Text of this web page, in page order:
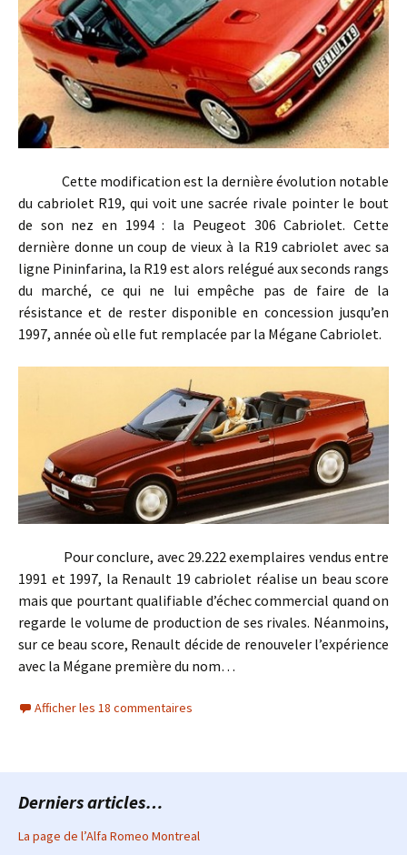
Cette modification est la dernière évolution notable
du cabriolet R19, qui voit une sacrée rivale pointer le bout
de son nez en 1994 : la Peugeot 306 Cabriolet. Cette
dernière donne un coup de vieux à la R19 cabriolet avec sa
ligne Pininfarina, la R19 est alors relégué aux seconds rangs
du marché, ce qui ne lui empêche pas de faire de la
résistance et de rester disponible en concession jusqu’en
1997, année où elle fut remplacée par la Mégane Cabriolet.
Pour conclure, avec 29.222 exemplaires vendus entre
1991 et 1997, la Renault 19 cabriolet réalise un beau score
mais que pourtant qualifiable d’échec commercial quand on
regarde le volume de production de ses rivales. Néanmoins,
sur ce beau score, Renault décide de renouveler l’expérience
avec la Mégane première du nom…
Afficher les 18 commentaires
Derniers articles…
La page de l’Alfa Romeo Montreal